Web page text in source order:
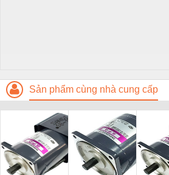
Sản phẩm cùng nhà cung cấp